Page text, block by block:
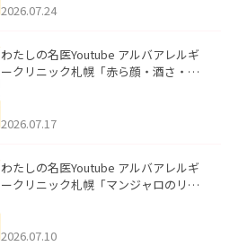
た。
2026.07.24
わたしの名医Youtube アルバアレルギ
ークリニック札幌「赤ら顔・酒さ・ニ
した。
2026.07.17
わたしの名医Youtube アルバアレルギ
ークリニック札幌「マンジャロのリア
た。
2026.07.10